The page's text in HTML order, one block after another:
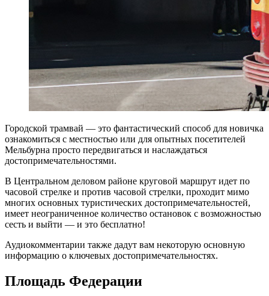
Городской трамвай — это фантастический способ для новичка
ознакомиться с местностью или для опытных посетителей
Мельбурна просто передвигаться и наслаждаться
достопримечательностями.
В Центральном деловом районе круговой маршрут идет по
часовой стрелке и против часовой стрелки, проходит мимо
многих основных туристических достопримечательностей,
имеет неограниченное количество остановок с возможностью
сесть и выйти — и это бесплатно!
Аудиокомментарии также дадут вам некоторую основную
информацию о ключевых достопримечательностях.
Площадь Федерации